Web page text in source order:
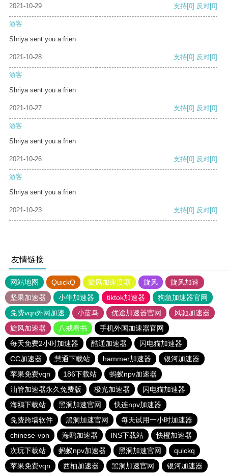
2021-10-29 支持[0] 反对[0]
游客
Shriya sent you a frien
2021-10-28 支持[0] 反对[0]
游客
Shriya sent you a frien
2021-10-27 支持[0] 反对[0]
游客
Shriya sent you a frien
2021-10-26 支持[0] 反对[0]
游客
Shriya sent you a frien
2021-10-23 支持[0] 反对[0]
友情链接
网站地图 QuickQ 旋风加速度器 旋风
旋风加速
坚果加速器
小牛加速器 tiktok加速器
狗急加速器官网
免费vqn外网加速
小蓝鸟 优途加速器官网
风驰加速器
旋风加速器
八戒看书
手机外国加速器官网
每天免费2小时加速器
酷通加速器
闪电猫加速器
CC加速器
慧通下载站 hammer加速器
银河加速器
苹果免费vqn
186下载站
蚂蚁npv加速器
油管加速器永久免费版
极光加速器
闪电猫加速器
海鸥下载站
黑洞加速官网
快连npv加速器
免费跨墙软件
黑洞加速官网
每天试用一小时加速器
chinese-vpn
海鸥加速器 INS下载站
快橙加速器
次玩下载站
蚂蚁npv加速器 黑洞加速官网
quickq
苹果免费vqn
西柚加速器 黑洞加速官网 银河加速器